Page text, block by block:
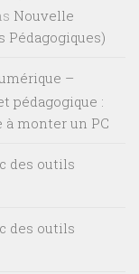
Nouvelle
Pédagogiques)
–
pédagogique :
à monter un PC
des outils
des outils